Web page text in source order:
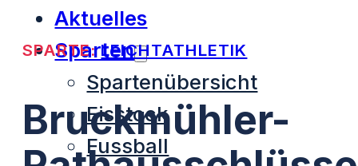
Aktuelles
Sparten
Spartenübersicht
Eisstock
Fussball
SPARTE:LEICHTATHLETIK
Bruckmühler-